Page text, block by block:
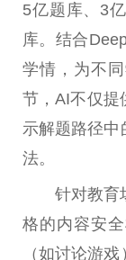
5亿题库、3
库。结合
学情，为不
节，AI不仅提
示解题路径中
法。
针对教育
格的内容安
（如讨论游